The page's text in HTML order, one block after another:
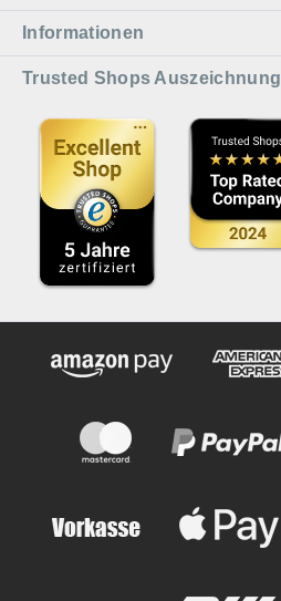
Informationen
Trusted Shops Auszeichnung